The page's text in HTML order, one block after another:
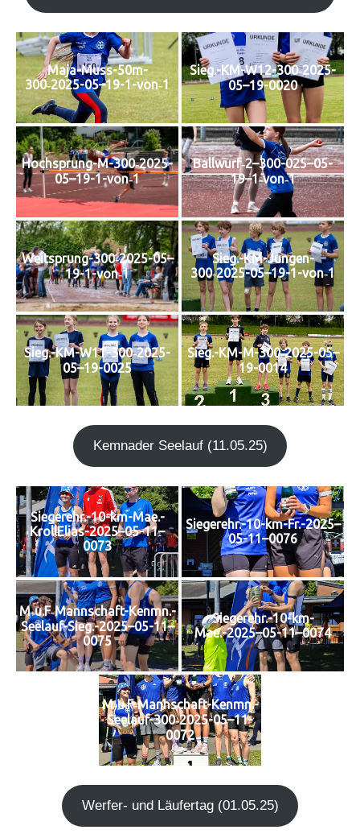
Maja-Muss-50m-
300‑2025-05–19-1-von‑1
Sieg.-KM-W12-300‑2025-
05–19-0020
Hochsprung-M-300‑2025-
05–19-1-von‑1
Ballwurf‑2–300-025–05-
19–1‑von‑1
Weitsprung-300‑2025-05–
19-1-von‑1
Sieg.-KM-Jungen-
300‑2025-05–19-1-von‑1
Sieg.-KM-W11-300‑2025-
05–19-0025
Sieg.-KM-M-300‑2025-05–
19-0014
Kem­n­ader See­lauf (11.05.25)
Siegerehr.-10-km-Mae.-
KrollElias-2025–05-11–
0073
Siegerehr.-10-km-Fr.-2025–
05-11–0076
M‑u.F‑Mannschaft-Kenmn.-
Seelauf-Sieg.-2025–05-11–
0075
Siegerehr.-10-km-
Mae.-2025–05-11–0074
M‑u.F‑Mannschaft-Kenmn.-
Seelauf-300‑2025-05–11-
0072
Wer­fer- und Läu­fer­tag (01.05.25)